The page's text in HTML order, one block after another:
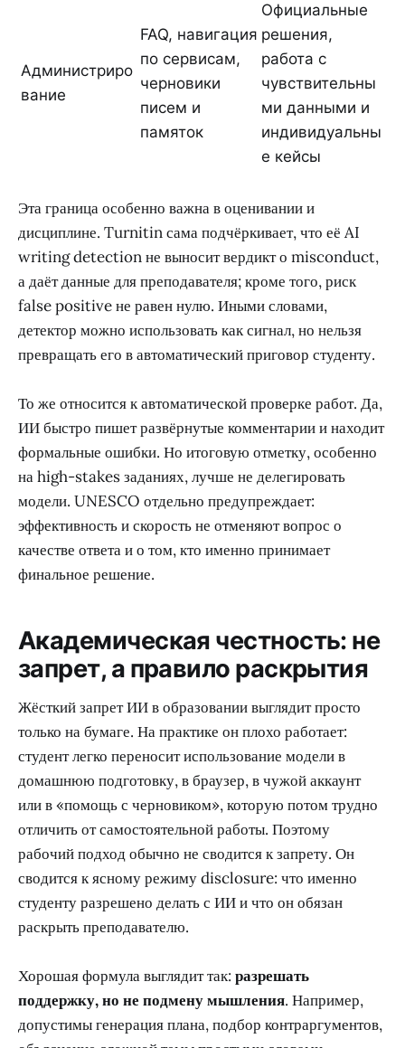
Администриро
вание
FAQ, навигация
по сервисам,
черновики
писем и
памяток
Официальные
решения,
работа с
чувствительны
ми данными и
индивидуальны
е кейсы
Эта граница особенно важна в оценивании и
дисциплине. Turnitin сама подчёркивает, что её AI
writing detection не выносит вердикт о misconduct,
а даёт данные для преподавателя; кроме того, риск
false positive не равен нулю. Иными словами,
детектор можно использовать как сигнал, но нельзя
превращать его в автоматический приговор студенту.
То же относится к автоматической проверке работ. Да,
ИИ быстро пишет развёрнутые комментарии и находит
формальные ошибки. Но итоговую отметку, особенно
на high-stakes заданиях, лучше не делегировать
модели. UNESCO отдельно предупреждает:
эффективность и скорость не отменяют вопрос о
качестве ответа и о том, кто именно принимает
финальное решение.
Академическая честность: не
запрет, а правило раскрытия
Жёсткий запрет ИИ в образовании выглядит просто
только на бумаге. На практике он плохо работает:
студент легко переносит использование модели в
домашнюю подготовку, в браузер, в чужой аккаунт
или в «помощь с черновиком», которую потом трудно
отличить от самостоятельной работы. Поэтому
рабочий подход обычно не сводится к запрету. Он
сводится к ясному режиму disclosure: что именно
студенту разрешено делать с ИИ и что он обязан
раскрыть преподавателю.
Хорошая формула выглядит так: разрешать
поддержку, но не подмену мышления. Например,
допустимы генерация плана, подбор контраргументов,